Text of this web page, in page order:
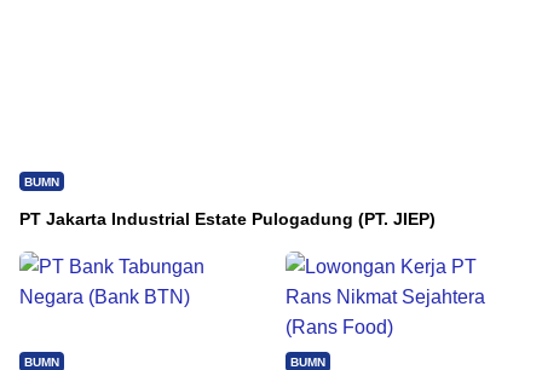
BUMN
PT Jakarta Industrial Estate Pulogadung (PT. JIEP)
BUMN BUMN